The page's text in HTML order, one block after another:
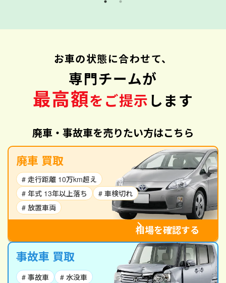
お車の状態に合わせて、
専門チームが
最高額をご提示 します
廃車・事故車を売りたい方はこちら
廃車 買取
# 走行距離 10万km超え
# 年式 13年以上落ち
# 車検切れ
# 放置車両
相場を確認する
事故車 買取
# 事故車
# 水没車